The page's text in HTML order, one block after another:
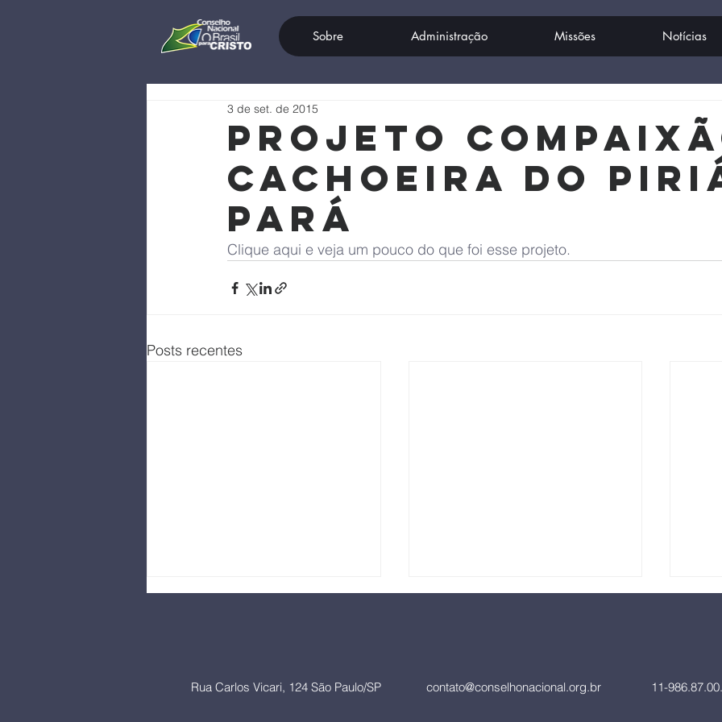
Sobre Administração Missões Notícias
Projeto
Cachoeira do
Pará
3 de set. de 2015
Clique aqui e veja um pouco do que foi esse projeto.
Posts recentes
Rua Carlos Vicari, 124 São Paulo/SP contato@conselhonacional.org.br 11-